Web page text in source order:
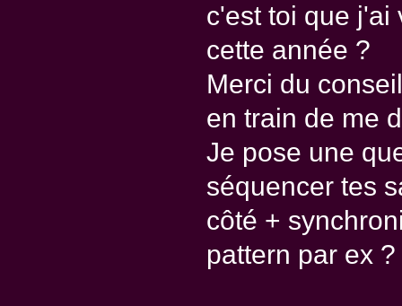
c'est toi que j'ai
cette année ?
Merci du
en train de me
Je pose une
séquencer tes
côté +
pattern par ex ?